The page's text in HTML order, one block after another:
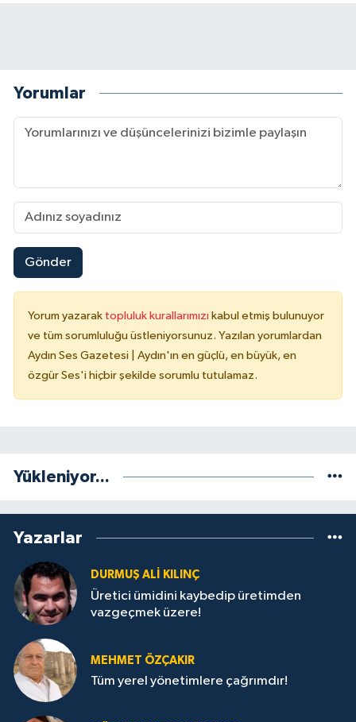
Yorumlar
Gönder
Yorum yazarak topluluk kurallarımızı kabul etmiş bulunuyor
ve tüm sorumluluğu üstleniyorsunuz. Yazılan yorumlardan
Aydın Ses Gazetesi | Aydın'ın en güçlü, en büyük, en
özgür Ses'i hiçbir şekilde sorumlu tutulamaz.
Yükleniyor...
Yazarlar
DURMUŞ ALI KILINÇ
Üretici ümidini kaybedip üretimden
vazgeçmek üzere!
MEHMET ÖZÇAKIR
Tüm yerel yönetimlere çağrımdır!